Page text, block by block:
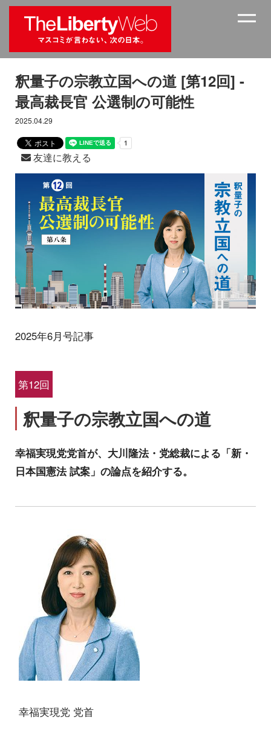
釈量子の宗教立国への道 [第12回] -
最高裁長官 公選制の可能性
2025.04.29
友達に教える
2025年6月号記事
第12回
釈量子の宗教立国への道
幸福実現党党首が、大川隆法・党総裁による「新・
日本国憲法 試案」の論点を紹介する。
幸福実現党 党首